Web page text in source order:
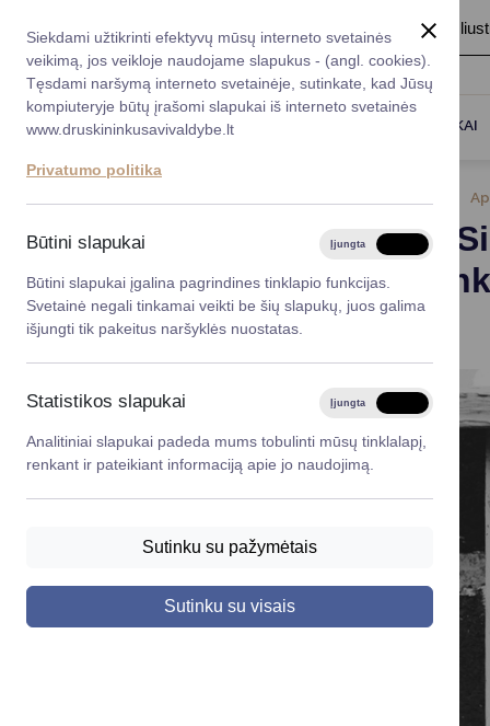
Siekdami užtikrinti efektyvų mūsų interneto svetainės
veikimą, jos veikloje naudojame slapukus - (angl. cookies).
Tęsdami naršymą interneto svetainėje, sutinkate, kad Jūsų
kompiuteryje būtų įrašomi slapukai iš interneto svetainės
www.druskininkusavivaldybe.lt
Privatumo politika
Būtini slapukai Įjungta
Būtini slapukai įgalina pagrindines tinklapio funkcijas.
Svetainė negali tinkamai veikti be šių slapukų, juos galima
išjungti tik pakeitus naršyklės nuostatas.
Statistikos slapukai Įjungta
Analitiniai slapukai padeda mums tobulinti mūsų tinklalapį,
renkant ir pateikiant informaciją apie jo naudojimą.
Sutinku su pažymėtais
Sutinku su visais
Šriftas: A A A Fonas: Taryba Meras
Registruokitės
Vicemerai
Mero patarėja
Administracija
Savivaldybės
Planavimo
Korupcijos
Viešieji
Lygios
Savivaldybės
Finansų
Karjera DUK
DRUSKININKAI
Titulinis Naujienos ARATC: Siunčiami mokėjimo
ARATC:
dėžutes